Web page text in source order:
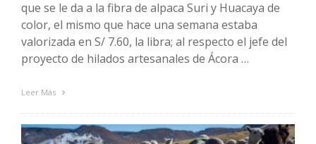
que se le da a la fibra de alpaca Suri y Huacaya de
color, el mismo que hace una semana estaba
valorizada en S/ 7.60, la libra; al respecto el jefe del
proyecto de hilados artesanales de Ácora …
Leer Más